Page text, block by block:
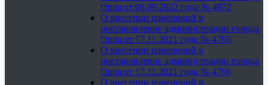
Орла от 06.09.2022 года № 4972
О внесении изменений в
постановление администрации города
Орла от 17.11.2021 года № 4765
О внесении изменений в
постановление администрации города
Орла от 17.11.2021 года № 4766
О внесении изменений в